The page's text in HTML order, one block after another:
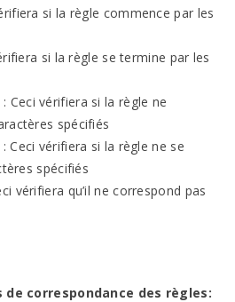
si la règle commence par les
si la règle se termine par les
: Ceci vérifiera si la règle ne
spécifiés
: Ceci vérifiera si la règle ne se
spécifiés
vérifiera qu’il ne correspond pas
correspondance des règles: